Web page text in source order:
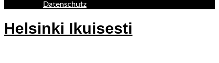
Datenschutz
Helsinki Ikuisesti